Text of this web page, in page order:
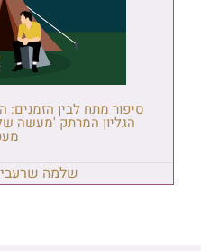
סיפור מתח לבין
הגליון המרתק 'מעשה
שלמה שרעבי